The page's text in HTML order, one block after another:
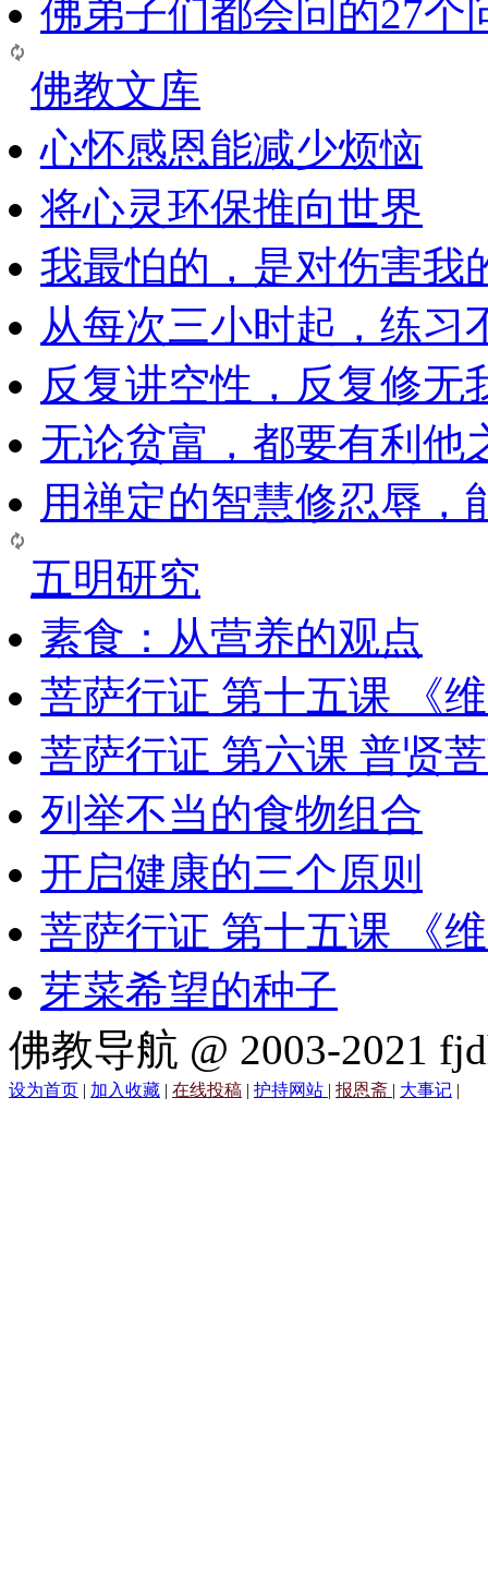
佛弟子们都会问的27个
佛教文库
心怀感恩能减少烦恼
将心灵环保推向世界
我最怕的，是对伤害我
从每次三小时起，练习
反复讲空性，反复修无
无论贫富，都要有利他
用禅定的智慧修忍辱，
五明研究
素食：从营养的观点
菩萨行证 第十五课 《
菩萨行证 第六课 普贤
列举不当的食物组合
开启健康的三个原则
菩萨行证 第十五课 《
芽菜希望的种子
佛教导航 @ 2003-2021
设为首页 | 加入收藏 | 在线投稿 | 护持网站 | 报恩斋 | 大事记 |